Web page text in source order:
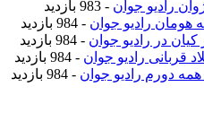
رادیو جوان - 983 بازدید
هومان رادیو جوان - 984 بازدید
کیان در رادیو جوان - 984 بازدید
قربانی رادیو جوان - 984 بازدید
دورم رادیو جوان - 984 بازدید